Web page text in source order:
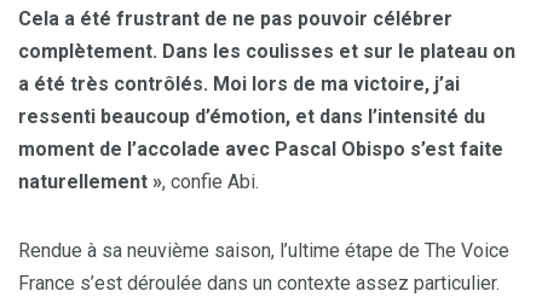
Cela a été frustrant de ne pas pouvoir célébrer
complètement. Dans les coulisses et sur le plateau on
a été très contrôlés. Moi lors de ma victoire, j’ai
ressenti beaucoup d’émotion, et dans l’intensité du
moment de l’accolade avec Pascal Obispo s’est faite
naturellement », confie Abi.
Rendue à sa neuvième saison, l’ultime étape de The Voice
France s’est déroulée dans un contexte assez particulier.